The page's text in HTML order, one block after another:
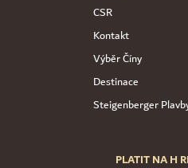
CSR
Kontakt
Výběr Číny
Destinace
Steigenberger
PLATIT NA H